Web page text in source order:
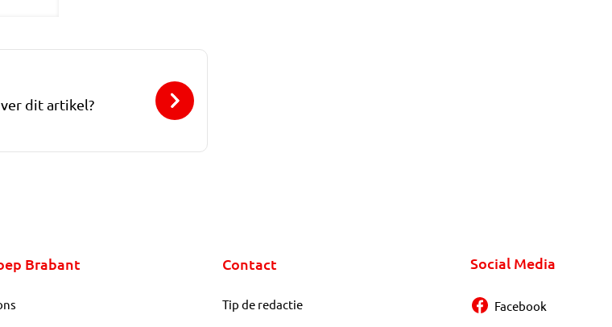
dit artikel?
Brabant Contact
Tip de redactie
Social Media
Facebook